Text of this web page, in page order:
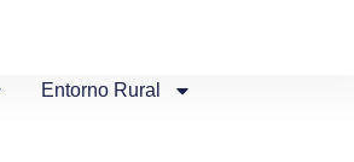
Entorno Rural